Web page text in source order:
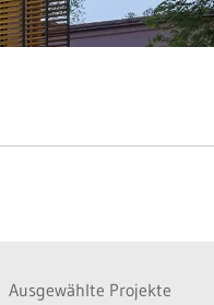
Ausgewählte Projekte